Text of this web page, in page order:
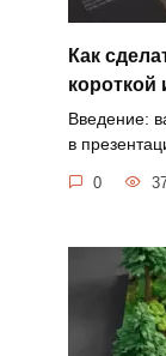
Как
Введение:
в
0